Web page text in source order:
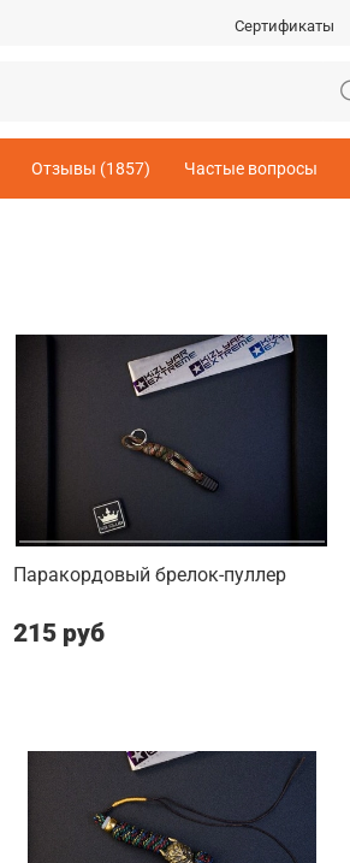
Сертификаты
Отзывы (1857) Частые вопросы
Паракордовый брелок-пуллер
215 руб